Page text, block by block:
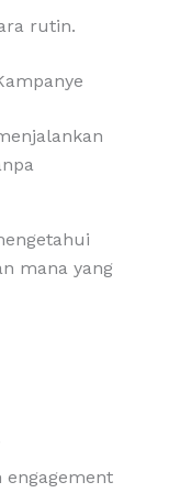
rutin.
mana yang
engagement